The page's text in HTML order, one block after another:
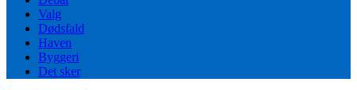
Valg
Dødsfald
Haven
Byggeri
Det sker